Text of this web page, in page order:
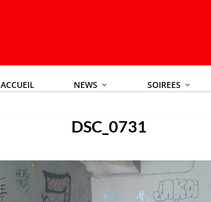
ACCUEIL NEWS SOIREES
DSC_0731